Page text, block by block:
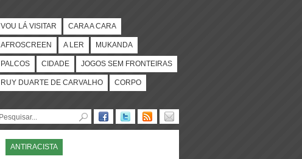
VOU LÁ VISITAR CARA A CARA
AFROSCREEN A LER MUKANDA
PALCOS CIDADE JOGOS SEM FRONTEIRAS
RUY DUARTE DE CARVALHO CORPO
ANTIRACISTA